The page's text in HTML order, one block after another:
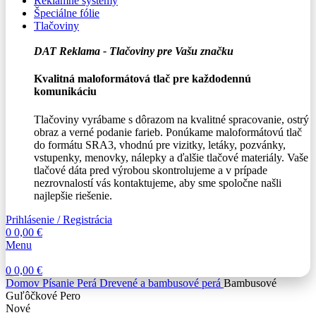
Špeciálne fólie
Tlačoviny
DAT Reklama - Tlačoviny pre Vašu značku
Kvalitná maloformátová tlač pre každodennú
komunikáciu
Tlačoviny vyrábame s dôrazom na kvalitné spracovanie, ostrý
obraz a verné podanie farieb. Ponúkame maloformátovú tlač
do formátu SRA3, vhodnú pre vizitky, letáky, pozvánky,
vstupenky, menovky, nálepky a ďalšie tlačové materiály. Vaše
tlačové dáta pred výrobou skontrolujeme a v prípade
nezrovnalostí vás kontaktujeme, aby sme spoločne našli
najlepšie riešenie.
Prihlásenie / Registrácia
0 0,00 €
Menu
0 0,00 €
Domov Písanie Perá Drevené a bambusové perá Bambusové
Guľôčkové Pero
Nové